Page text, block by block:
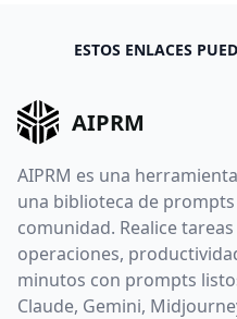
ESTOS ENLACES
AIPRM
AIPRM es una
una biblioteca de
comunidad. Realice
operaciones,
minutos con prompts
Claude, Gemini,